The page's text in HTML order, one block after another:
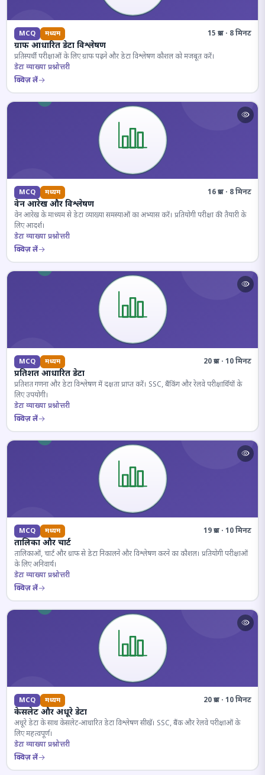
MCQ मध्यम 15 प्रश्न · 8 मिनट
ग्राफ आधारित डेटा विश्लेषण
प्रतिस्पर्धी परीक्षाओं के लिए ग्राफ पढ़ने और डेटा विश्लेषण कौशल को मजबूत करें।
डेटा व्याख्या प्रश्नोत्तरी
क्विज़ लें
MCQ मध्यम 16 प्रश्न · 8 मिनट
वेन आरेख और विश्लेषण
वेन आरेख के माध्यम से डेटा व्याख्या समस्याओं का अभ्यास करें। प्रतियोगी परीक्षा की तैयारी के
लिए आदर्श।
डेटा व्याख्या प्रश्नोत्तरी
क्विज़ लें
MCQ मध्यम 20 प्रश्न · 10 मिनट
प्रतिशत आधारित डेटा
प्रतिशत गणना और डेटा विश्लेषण में दक्षता प्राप्त करें। SSC, बैंकिंग और रेलवे परीक्षार्थियों के
लिए उपयोगी।
डेटा व्याख्या प्रश्नोत्तरी
क्विज़ लें
MCQ मध्यम 19 प्रश्न · 10 मिनट
तालिका और चार्ट
तालिकाओं, चार्ट और ग्राफ से डेटा निकालने और विश्लेषण करने का कौशल। प्रतियोगी परीक्षाओं
के लिए अनिवार्य।
डेटा व्याख्या प्रश्नोत्तरी
क्विज़ लें
MCQ मध्यम 20 प्रश्न · 10 मिनट
केसलेट और अधूरे डेटा
अधूरे डेटा के साथ केसलेट-आधारित डेटा विश्लेषण सीखें। SSC, बैंक और रेलवे परीक्षाओं के
लिए महत्वपूर्ण।
डेटा व्याख्या प्रश्नोत्तरी
क्विज़ लें